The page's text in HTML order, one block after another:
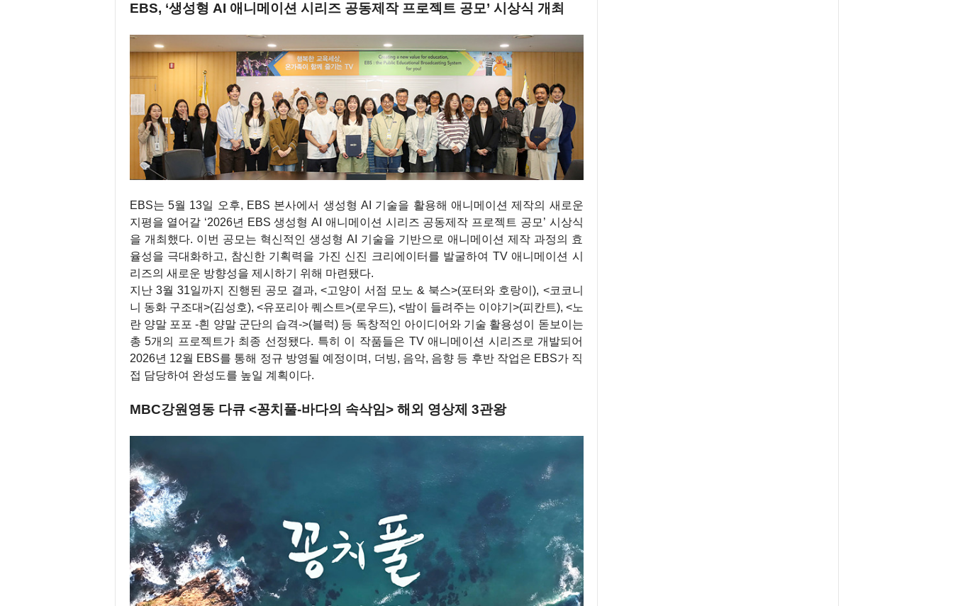
EBS, ‘생성형 AI 애니메이션 시리즈 공동제작 프로젝트 공모’ 시상식 개최
EBS는 5월 13일 오후, EBS 본사에서 생성형 AI 기술을 활용해 애니메이션 제작의 새로운
지평을 열어갈 ‘2026년 EBS 생성형 AI 애니메이션 시리즈 공동제작 프로젝트 공모’ 시상식
을 개최했다. 이번 공모는 혁신적인 생성형 AI 기술을 기반으로 애니메이션 제작 과정의 효
율성을 극대화하고, 참신한 기획력을 가진 신진 크리에이터를 발굴하여 TV 애니메이션 시
리즈의 새로운 방향성을 제시하기 위해 마련됐다.
지난 3월 31일까지 진행된 공모 결과, <고양이 서점 모노 & 북스>(포터와 호랑이), <코코니
니 동화 구조대>(김성호), <유포리아 퀘스트>(로우드), <밤이 들려주는 이야기>(피칸트), <노
란 양말 포포 -흰 양말 군단의 습격->(블럭) 등 독창적인 아이디어와 기술 활용성이 돋보이는
총 5개의 프로젝트가 최종 선정됐다. 특히 이 작품들은 TV 애니메이션 시리즈로 개발되어
2026년 12월 EBS를 통해 정규 방영될 예정이며, 더빙, 음악, 음향 등 후반 작업은 EBS가 직
접 담당하여 완성도를 높일 계획이다.
MBC강원영동 다큐 <꽁치풀-바다의 속삭임> 해외 영상제 3관왕